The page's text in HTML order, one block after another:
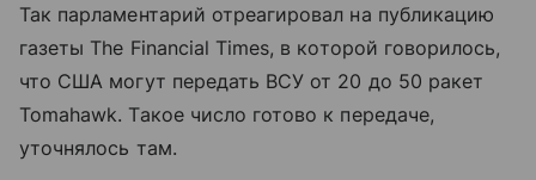
Так парламентарий отреагировал на публикацию
газеты The Financial Times, в которой говорилось,
что США могут передать ВСУ от 20 до 50 ракет
Tomahawk. Такое число готово к передаче,
уточнялось там.